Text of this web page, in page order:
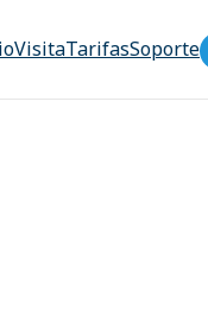
VisitaTarifasSoporte